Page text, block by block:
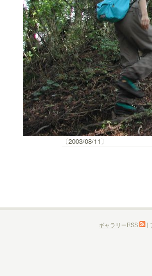
〔2003/08/11〕
ギャラリーRSS |